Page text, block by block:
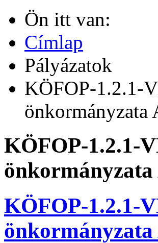
Ön itt van:
Címlap
Pályázatok
KÖFOP-1.2.1-
önkormányzata
KÖFOP-1.2.1-
önkormányzata
KÖFOP-1.2.1-
önkormányzata